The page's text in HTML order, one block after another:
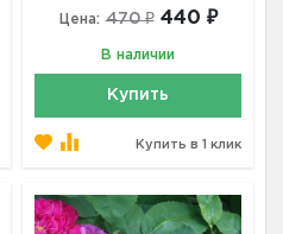
Цена: 470 ₽ 440 ₽
В наличии
Купить
Купить в 1 клик